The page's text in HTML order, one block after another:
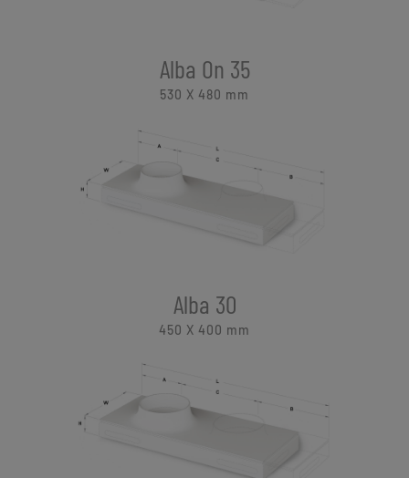
Alba On 35
530 X 480 mm
Alba 30
450 X 400 mm